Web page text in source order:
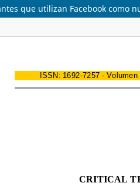
que utilizan Facebook como